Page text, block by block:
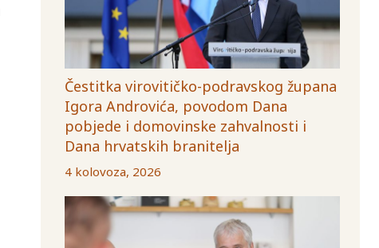
Čestitka virovitičko-podravskog župana
Igora Androvića, povodom Dana
pobjede i domovinske zahvalnosti i
Dana hrvatskih branitelja
4 kolovoza, 2026